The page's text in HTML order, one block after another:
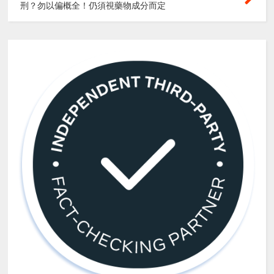
刑？勿以偏概全！仍須視藥物成分而定